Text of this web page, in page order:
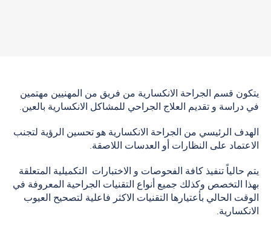
يتكون قسم الجراحة الانكسارية من فريق من المهنيين مهتمين
في دراسة و تقديم العلاج الجراحي للمشاكل الانكسارية بالعين.
الهدف الرئيسي من الجراحة الانكسارية هو تحسين الرؤية لتجنب
الاعتماد على النظارات أو العدسات اللاصقة.
يتم حالياً تنفيذ كافة الفحوصات و الاختبارات التكميلية المتعلقة
بهذا التخصص وكذلك جميع أنواع التقنيات الجراحية المعروفة في
الوقت الحالي بأعتيارها التقنيات الاكثر فاعلية لتصحيح العيوب
الانكسارية.